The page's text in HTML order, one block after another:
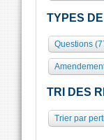
TYPES
Questions
TRI DES
Trier par